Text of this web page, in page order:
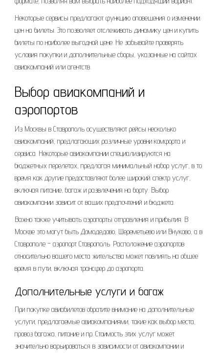
Некоторые сервисы предлагают функцию оповещения о изменении
цен на билеты. Это позволяет отслеживать динамику цен и купить
билеты по наиболее выгодной цене. Не забывайте проверять
условия покупки и дополнительные сборы, указанные на сайтах
авиакомпаний или агентств.
Выбор авиакомпаний и
аэропортов
Из Москвы в Ставрополь осуществляют рейсы несколько
авиакомпаний, предлагающих различные уровни комфорта и
сервиса. Некоторые авиакомпании специализируются на
бюджетных перелетах, предлагая минимальный набор услуг, в то
время как другие предоставляют более широкий спектр услуг,
включая питание, багаж и развлечения на борту. Выбор
авиакомпании зависит от ваших предпочтений и бюджета.
Важно также учитывать аэропорты отправления и прибытия. В
Москве это могут быть Домодедово, Шереметьево или Внуково, а в
Ставрополе – аэропорт Ставрополь. Расположение аэропортов
относительно вашего места жительства может повлиять на общее
время в пути, включая трансфер до аэропорта.
Дополнительные услуги и багаж
При покупке авиабилетов обратите внимание на дополнительные
услуги, предлагаемые авиакомпаниями, такие как выбор места,
провоз багажа, питание и пр. Стоимость этих услуг может
значительно варьироваться в зависимости от авиакомпании и